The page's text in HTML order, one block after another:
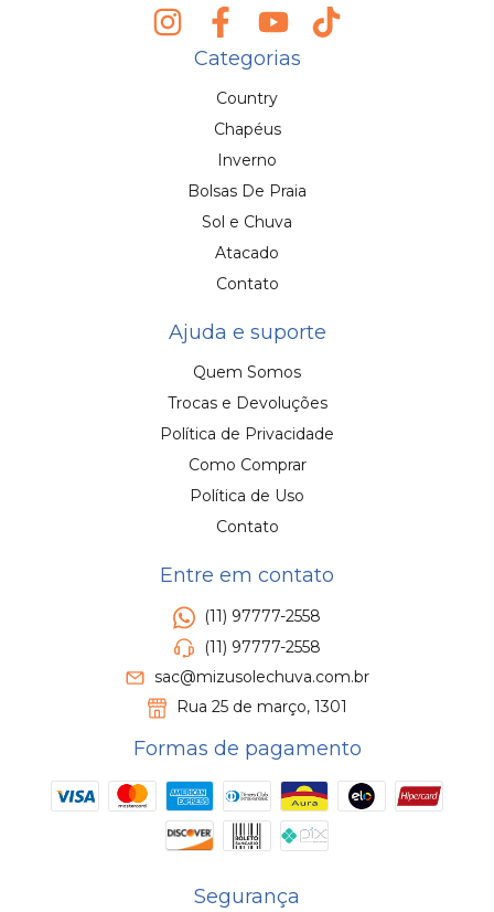
Categorias
Country
Chapéus
Inverno
Bolsas De Praia
Sol e Chuva
Atacado
Contato
Ajuda e suporte
Quem Somos
Trocas e Devoluções
Política de Privacidade
Como Comprar
Política de Uso
Contato
Entre em contato
(11) 97777-2558
(11) 97777-2558
sac@mizusolechuva.com.br
Rua 25 de março, 1301
Formas de pagamento
Segurança